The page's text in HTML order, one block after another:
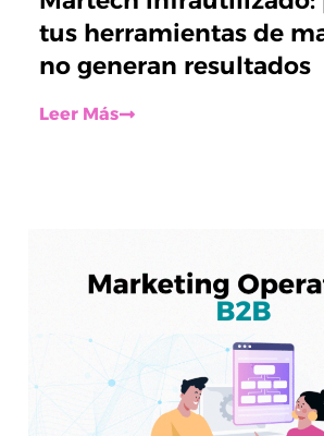
tus herramientas de
no generan resultados
Leer Más